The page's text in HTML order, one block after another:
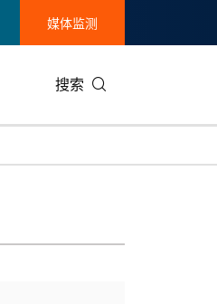
媒体监测
搜索